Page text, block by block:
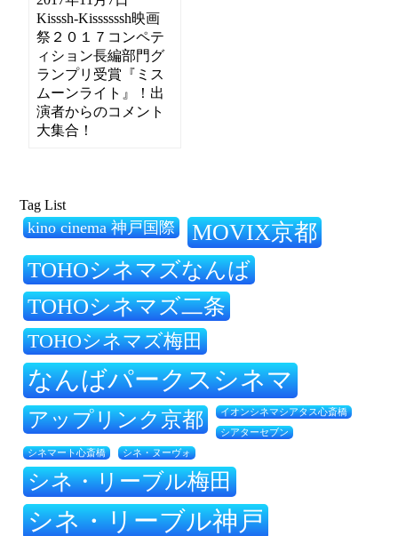
Kisssh-Kissssssh映画
祭２０１７コンペテ
ィション長編部門グ
ランプリ受賞『ミス
ムーンライト』！出
演者からのコメント
大集合！
Tag List
kino cinema 神戸国際 MOVIX京都
TOHOシネマズなんば
TOHOシネマズ二条
TOHOシネマズ梅田
なんばパークスシネマ
アップリンク京都 イオンシネマシアタス心斎橋
シアターセブン
シネマート心斎橋 シネ・ヌーヴォ
シネ・リーブル梅田
シネ・リーブル神戸